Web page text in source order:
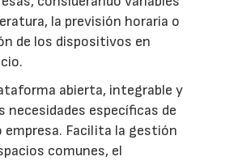
la previsión horaria o
de los dispositivos en
abierta, integrable y
necesidades específicas de
empresa. Facilita la gestión
comunes, el